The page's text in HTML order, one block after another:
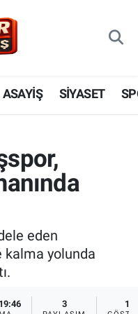
ASAYİŞ SİYASET
eden
kalma yolunda
3 13
Fikstür